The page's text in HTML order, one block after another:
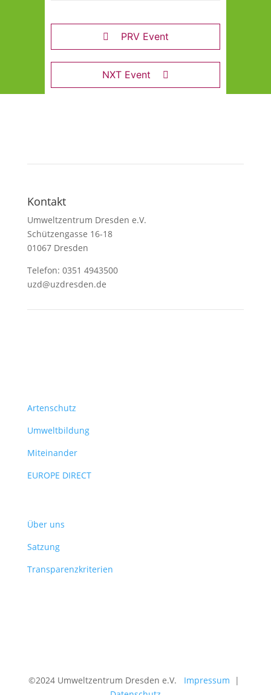
PRV Event
NXT Event
Kontakt
Umweltzentrum Dresden e.V.
Schützengasse 16-18
01067 Dresden
Telefon: 0351 4943500
uzd@uzdresden.de
Artenschutz
Umweltbildung
Miteinander
EUROPE DIRECT
Über uns
Satzung
Transparenzkriterien
©2024 Umweltzentrum Dresden e.V. Impressum |